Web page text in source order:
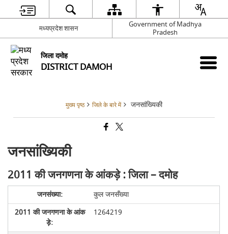
मध्यप्रदेश शासन
Government of Madhya
Pradesh
जिला दमोह
DISTRICT DAMOH
मुख्य पृष्ठ जिले के बारे में जनसांख्यिकी
जनसांख्यिकी
2011 की जनगणना के आंकड़े : जिला – दमोह
कुल जनसँख्या
1264219